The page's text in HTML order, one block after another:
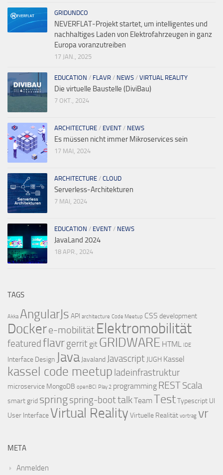
GRIDUNDCO
NEVERFLAT-Projekt startet, um intelligentes und
nachhaltiges Laden von Elektrofahrzeugen in ganz
Europa voranzutreiben
17 JAN., 2025
EDUCATION / FLAVR / NEWS / VIRTUAL REALITY
Die virtuelle Baustelle (DiviBau)
7 OKT., 2024
ARCHITECTURE / EVENT / NEWS
Es müssen nicht immer Mikroservices sein
17 MAI, 2024
ARCHITECTURE / CLOUD
Serverless-Architekturen
7 MAI, 2024
EDUCATION / EVENT / NEWS
JavaLand 2024
18 APR., 2024
TAGS
Akka AngularJs API architecture Code Meetup CSS development
Dockere-mobilität Elektromobilität
featured flavrgerrit git GRIDWARE HTML IDE
Interface Design Java Javaland Javascript JUGH Kassel
kassel code meetup ladeinfrastruktur
microservice MongoDB openBCI Play 2 programming RESTScala
smart grid springspring-boottalkTeamTestTypescript UI
User Interface Virtual Reality Virtuelle Realität vortrag vr
META
Anmelden